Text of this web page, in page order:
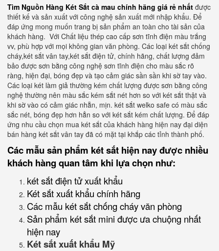
Tìm Nguồn Hàng Két Sắt cà mau chính hãng giá rẻ nhất được
thiết kế và sản xuất với công nghệ sản xuất mới nhập khẩu. Để
đáp ứng mong muốn trang bị sản phẩm an toàn cho tài sản của
khách hàng. Với Chất liệu thép cao cấp sơn tĩnh điện màu trắng
vv, phù hợp với mọi không gian văn phòng. Các loại két sắt chống
cháy,két sắt vân tay,két sắt điện tử, chính hãng, chất lượng đảm
bảo được sơn bằng công nghệ sơn tĩnh điện cho màu sắc rõ
ràng, hiện đại, bóng đẹp và tạo cảm giác sần sần khi sờ tay vào.
Các loại két làm giả thường kém chất lượng được sơn bằng công
nghệ thường nên màu sắc kém sắt nét hơn so với két sắt thật và
khi sờ vào có cảm giác nhẵn, mịn. két sắt welko safe có màu sắc
sắc nét, bóng đẹp hơn hẳn so với két sắt kém chất lượng. Để đáp
ứng nhu cầu chọn mua két sắt của khách hàng hiện nay đại diện
bán hàng két sắt vân tay đã có mặt tại khắp các tỉnh thành phố.
Các mẫu sản phẩm két sắt hiện nay được nhiều
khách hàng quan tâm khi lựa chọn như:
két sắt điện tử xuất khẩu
Két sắt xuất khẩu chính hãng
Các mẫu két sắt chống cháy văn phòng
Sản phẩm két sắt mini được ưa chuộng nhất
hiện nay
Két sắt xuất khẩu Mỹ